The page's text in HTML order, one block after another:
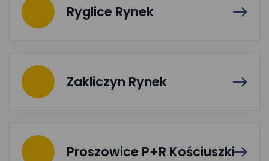
Ryglice Rynek
Zakliczyn Rynek
Proszowice P+R Kościuszki